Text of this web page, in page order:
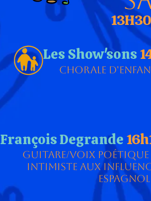
Les Show'sons
Chorale
François Degrande
Guitare/Voix poétique
intimiste aux